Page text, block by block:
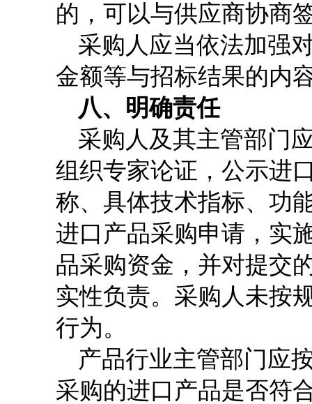
的，可以与供应商协商
采购人应当依法加强
金额等与招标结果的内
八、明确责任
采购人及其主管部门
组织专家论证，公示进
称、具体技术指标、功
进口产品采购申请，实
品采购资金，并对提交
实性负责。采购人未按
行为。
产品行业主管部门应
采购的进口产品是否符